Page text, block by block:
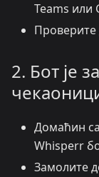
Teams или
Проверите
2. Бот је
Домаћин
Whisperr
Замолите